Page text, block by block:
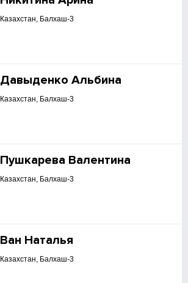
Казахстан, Балхаш-3
Давыденко Альбина
Казахстан, Балхаш-3
Пушкарева Валентина
Казахстан, Балхаш-3
Ван Наталья
Казахстан, Балхаш-3